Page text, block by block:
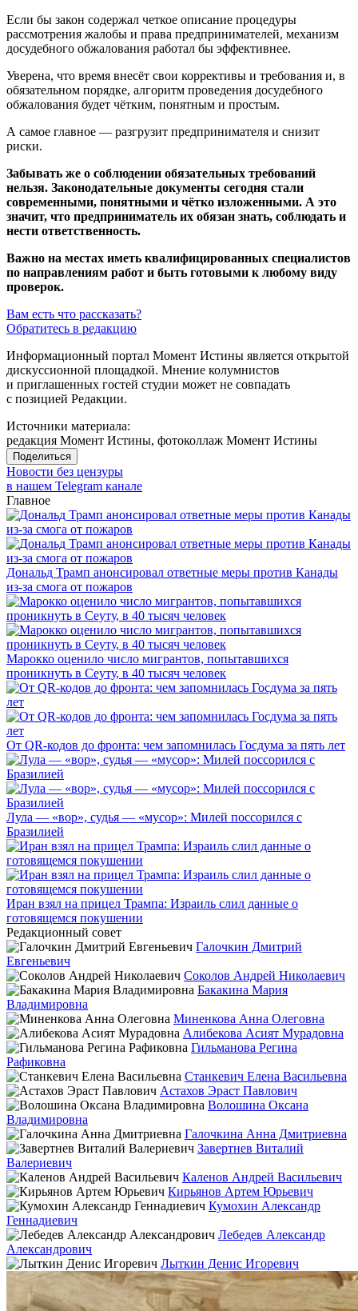
Если бы закон содержал четкое описание процедуры
рассмотрения жалобы и права предпринимателей, механизм
досудебного обжалования работал бы эффективнее.
Уверена, что время внесёт свои коррективы и требования и, в
обязательном порядке, алгоритм проведения досудебного
обжалования будет чётким, понятным и простым.
А самое главное — разгрузит предпринимателя и снизит
риски.
Забывать же о соблюдении обязательных требований
нельзя. Законодательные документы сегодня стали
современными, понятными и чётко изложенными. А это
значит, что предприниматель их обязан знать, соблюдать и
нести ответственность.
Важно на местах иметь квалифицированных специалистов
по направлениям работ и быть готовыми к любому виду
проверок.
Вам есть что рассказать?
Обратитесь в редакцию
Информационный портал Момент Истины является открытой
дискуссионной площадкой. Мнение колумнистов
и приглашенных гостей студии может не совпадать
с позицией Редакции.
Источники материала:
редакция Момент Истины, фотоколлаж Момент Истины
Поделиться
Новости без цензуры
в нашем Telegram канале
Главное
Дональд Трамп анонсировал ответные меры против Канады
из-за смога от пожаров
Марокко оценило число мигрантов, попытавшихся
проникнуть в Сеуту, в 40 тысяч человек
От QR-кодов до фронта: чем запомнилась Госдума за пять лет
Лула — «вор», судья — «мусор»: Милей поссорился с
Бразилией
Иран взял на прицел Трампа: Израиль слил данные о
готовящемся покушении
Редакционный совет
Галочкин Дмитрий
Евгеньевич
Соколов Андрей Николаевич
Бакакина Мария
Владимировна
Миненкова Анна Олеговна
Алибекова Асият Мурадовна
Гильманова Регина
Рафиковна
Станкевич Елена Васильевна
Астахов Эраст Павлович
Волошина Оксана
Владимировна
Галочкина Анна Дмитриевна
Завертнев Виталий
Валериевич
Каленов Андрей Васильевич
Кирьянов Артем Юрьевич
Кумохин Александр
Геннадиевич
Лебедев Александр
Александрович
Лыткин Денис Игоревич